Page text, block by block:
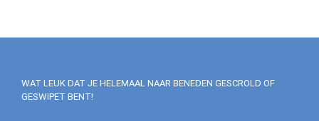
WAT LEUK DAT JE HELEMAAL NAAR BENEDEN GESCROLD OF
GESWIPET BENT!